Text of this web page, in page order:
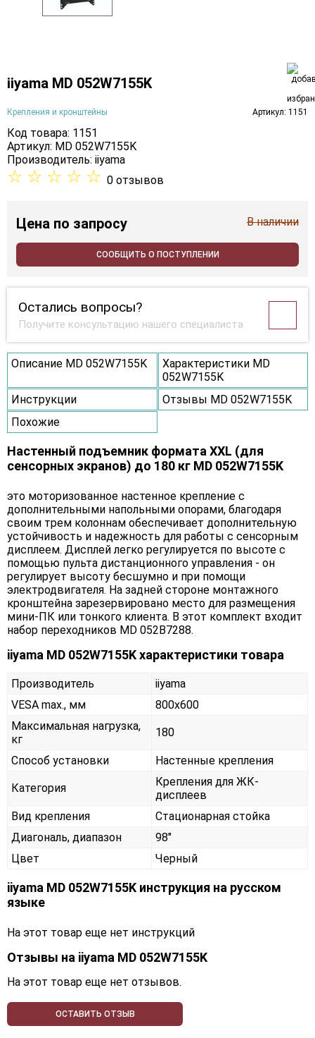
iiyama MD 052W7155K
Крепления и кронштейны Артикул: 1151
Код товара: 1151
Артикул: MD 052W7155K
Производитель: iiyama
☆ ☆ ☆ ☆ ☆ 0 отзывов
Цена по запросу В наличии
СООБЩИТЬ О ПОСТУПЛЕНИИ
Остались вопросы?
Получите консультацию нашего специалиста
Описание MD 052W7155K
Характеристики MD
052W7155K
Инструкции
Отзывы MD 052W7155K
Похожие
Настенный подъемник формата XXL (для
сенсорных экранов) до 180 кг MD 052W7155K
это моторизованное настенное крепление c
дополнительными напольными опорами, благодаря
своим трем колоннам обеспечивает дополнительную
устойчивость и надежность для работы с сенсорным
дисплеем. Дисплей легко регулируется по высоте с
помощью пульта дистанционного управления - он
регулирует высоту бесшумно и при помощи
электродвигателя. На задней стороне монтажного
кронштейна зарезервировано место для размещения
мини-ПК или тонкого клиента. В этот комплект входит
набор переходников MD 052B7288.
iiyama MD 052W7155K характеристики товара
Производитель
iiyama
VESA max., мм
800x600
Максимальная нагрузка,
кг
180
Способ установки Настенные крепления
Категория
Крепления для ЖК-
дисплеев
Вид крепления
Стационарная стойка
Диагональ, диапазон
98"
Цвет
Черный
iiyama MD 052W7155K инструкция на русском
языке
На этот товар еще нет инструкций
Отзывы на iiyama MD 052W7155K
На этот товар еще нет отзывов.
ОСТАВИТЬ ОТЗЫВ